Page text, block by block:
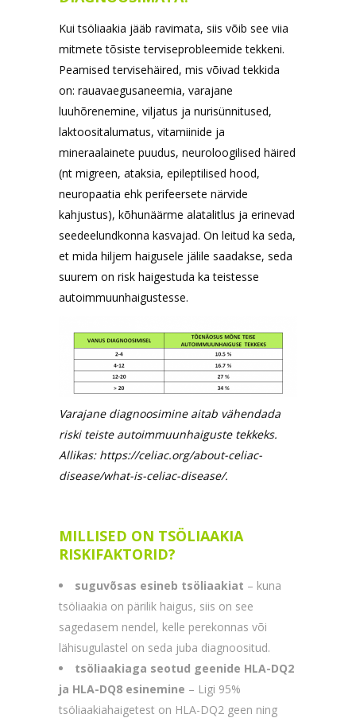
Kui tsöliaakia jääb ravimata, siis võib see viia
mitmete tõsiste terviseprobleemide tekkeni.
Peamised tervisehäired, mis võivad tekkida
on: rauavaegusaneemia, varajane
luuhõrenemine, viljatus ja nurisünnitused,
laktoositalumatus, vitamiinide ja
mineraalainete puudus, neuroloogilised häired
(nt migreen, ataksia, epileptilised hood,
neuropaatia ehk perifeersete närvide
kahjustus), kõhunäärme alatalitlus ja erinevad
seedeelundkonna kasvajad. On leitud ka seda,
et mida hiljem haigusele jälile saadakse, seda
suurem on risk haigestuda ka teistesse
autoimmuunhaigustesse.
Varajane diagnoosimine aitab vähendada
riski teiste autoimmuunhaiguste tekkeks.
Allikas: https://celiac.org/about-celiac-
disease/what-is-celiac-disease/.
MILLISED ON TSÖLIAAKIA
RISKIFAKTORID?
suguvõsas esineb tsöliaakiat – kuna
tsöliaakia on pärilik haigus, siis on see
sagedasem nendel, kelle perekonnas või
lähisugulastel on seda juba diagnoositud.
tsöliaakiaga seotud geenide HLA-DQ2
ja HLA-DQ8 esinemine – Ligi 95%
tsöliaakiahaigetest on HLA-DQ2 geen ning